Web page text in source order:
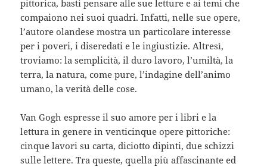
pittorica, basti pensare alle sue letture e ai temi che
compaiono nei suoi quadri. Infatti, nelle sue opere,
l’autore olandese mostra un particolare interesse
per i poveri, i diseredati e le ingiustizie. Altresì,
troviamo: la semplicità, il duro lavoro, l’umiltà, la
terra, la natura, come pure, l’indagine dell’animo
umano, la verità delle cose.
Van Gogh espresse il suo amore per i libri e la
lettura in genere in venticinque opere pittoriche:
cinque lavori su carta, diciotto dipinti, due schizzi
sulle lettere. Tra queste, quella più affascinante ed